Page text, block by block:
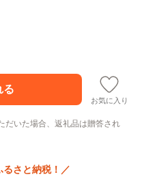
お気に入り
だいた場合、返礼品は贈答され
るさと納税！／